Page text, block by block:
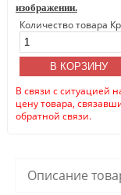
изображении.
Количество товара
В КОРЗИНУ
В связи с ситуацией
цену товара,
обратной связи.
Описание